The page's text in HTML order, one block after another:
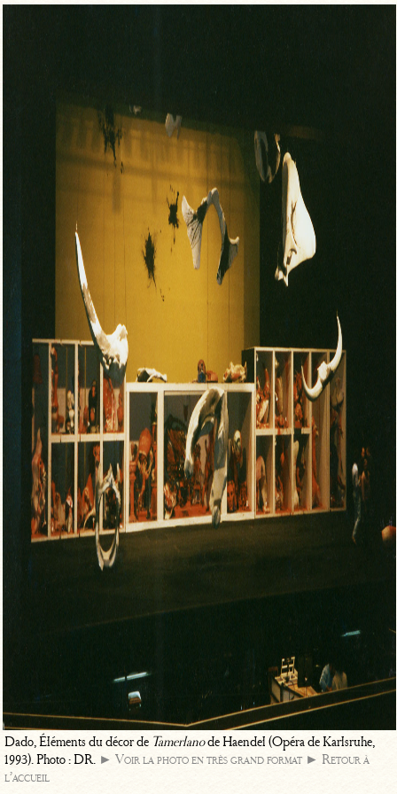
Dado, Éléments du décor de Tamerlanode Haendel (Opéra de Karlsruhe,
1993). Photo : DR. ► Voir la photo en très grand format ► Retour à
l’accueil